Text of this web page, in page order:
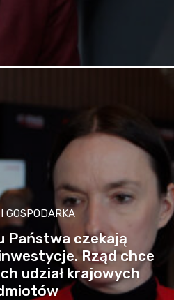
GOSPODARKA
Państwa czekają
Rząd chce
udział krajowych